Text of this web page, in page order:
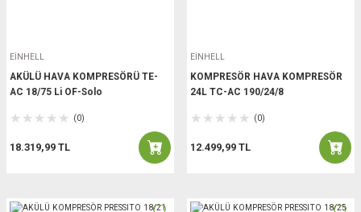
EİNHELL
AKÜLÜ HAVA KOMPRESÖRÜ TE-
AC 18/75 Li OF-Solo
(0)
18.319,99 TL
EİNHELL
KOMPRESÖR HAVA KOMPRESÖR
24L TC-AC 190/24/8
(0)
12.499,99 TL